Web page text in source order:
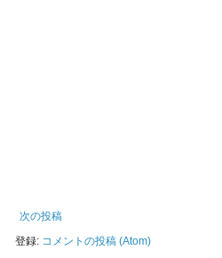
次の投稿
登録: コメントの投稿 (Atom)